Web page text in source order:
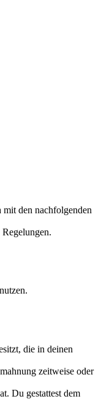
den nachfolgenden
die in deinen
zeitweise oder
Du gestattest dem